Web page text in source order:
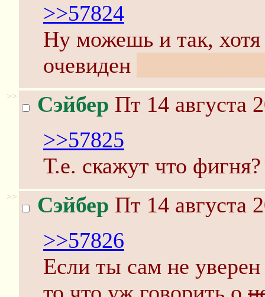
>>57824
Ну можешь и так, хотя
очевиден
>> Сэйбер Пт 14 августа
>>57825
Т.е. скажут что фигня?
>> Сэйбер Пт 14 августа
>>57826
Если ты сам не уверен